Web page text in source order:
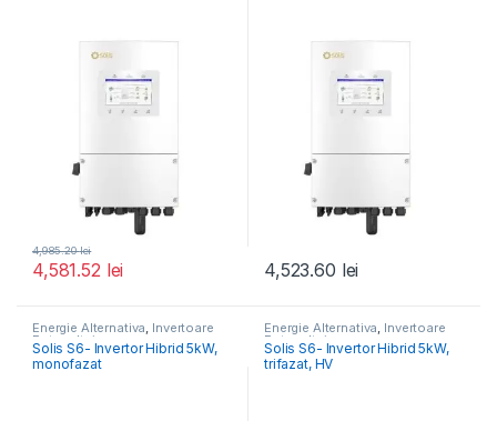
4,581.52 lei
4,985.20lei
4,523.60 lei
Energie Alternativa, Invertoare
Fotovoltaice
Solis S6- Invertor Hibrid 5kW,
monofazat
Energie Alternativa, Invertoare
Fotovoltaice
Solis S6- Invertor Hibrid 5kW,
trifazat, HV